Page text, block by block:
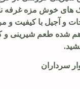
های خوش مزه غرفه
و آجیل با کیفیت و
هم شده طعم شیرینی
سرداران